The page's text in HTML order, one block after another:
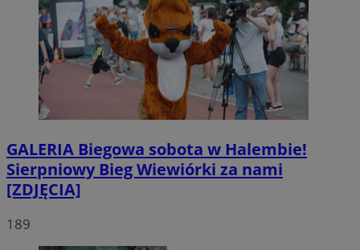
GALERIA Biegowa sobota w Halembie!
Sierpniowy Bieg Wiewiórki za nami
[ZDJĘCIA]
189